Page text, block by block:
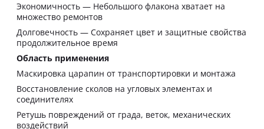
Экономичность — Небольшого флакона хватает на
множество ремонтов
Долговечность — Сохраняет цвет и защитные свойства
продолжительное время
Область применения
Маскировка царапин от транспортировки и монтажа
Восстановление сколов на угловых элементах и
соединителях
Ретушь повреждений от града, веток, механических
воздействий